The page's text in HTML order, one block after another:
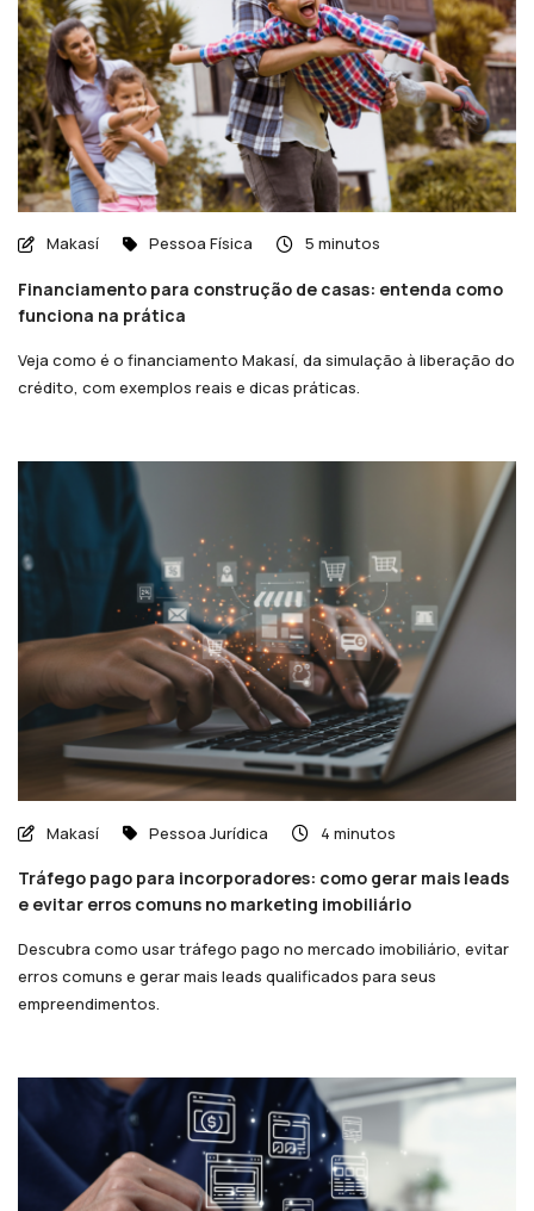
Makasí Pessoa Física 5 minutos
Financiamento para construção de casas: entenda como
funciona na prática
Veja como é o financiamento Makasí, da simulação à liberação do
crédito, com exemplos reais e dicas práticas.
Makasí Pessoa Jurídica 4 minutos
Tráfego pago para incorporadores: como gerar mais leads
e evitar erros comuns no marketing imobiliário
Descubra como usar tráfego pago no mercado imobiliário, evitar
erros comuns e gerar mais leads qualificados para seus
empreendimentos.